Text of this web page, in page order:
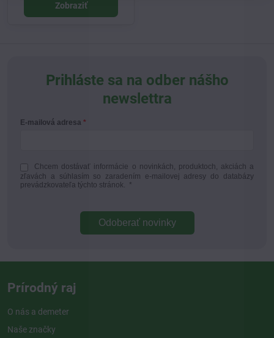
Zobraziť
Prihláste sa na odber nášho
newslettra
E-mailová adresa
Chcem dostávať informácie o novinkách, produktoch, akciách a
zľavách a súhlasím so zaradením e-mailovej adresy do databázy
prevádzkovateľa týchto stránok.
*
Odoberať novinky
Prírodný raj
O nás a demeter
Naše značky